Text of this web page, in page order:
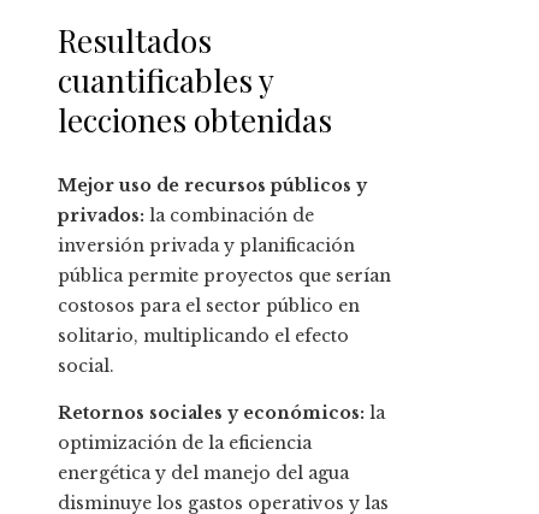
Resultados
cuantificables y
lecciones obtenidas
Mejor uso de recursos públicos y
privados: la combinación de
inversión privada y planificación
pública permite proyectos que serían
costosos para el sector público en
solitario, multiplicando el efecto
social.
Retornos sociales y económicos: la
optimización de la eficiencia
energética y del manejo del agua
disminuye los gastos operativos y las